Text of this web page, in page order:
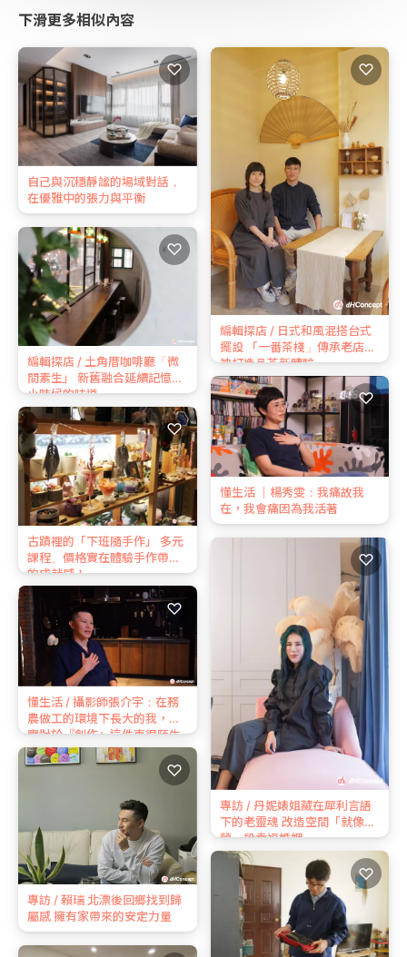
下滑更多相似內容
自己與沉穩靜謐的場域對話，
在優雅中的張力與平衡
♡
編輯探店 / 日式和風混搭台式
擺設 「一番茶棧」傳承老店精
神打造品茶新體驗
♡
編輯探店 / 土角厝咖啡廳「微
間素生」 新舊融合延續記憶中
小時候的味道
♡
懂生活 ｜楊秀雯：我痛故我
在，我會痛因為我活著
♡
古蹟裡的「下班隨手作」 多元
課程、價格實在體驗手作帶來
的成就感！
♡
專訪 / 丹妮婊姐藏在犀利言語
下的老靈魂 改造空間「就像經
營一段幸福婚姻」
♡
懂生活 / 攝影師張介宇：在務
農做⼯的環境下長⼤的我，其
實對於『創作』這件事很陌⽣
♡
♡
專訪 / 賴瑞 北漂後回鄉找到歸
屬感 擁有家帶來的安定力量
♡